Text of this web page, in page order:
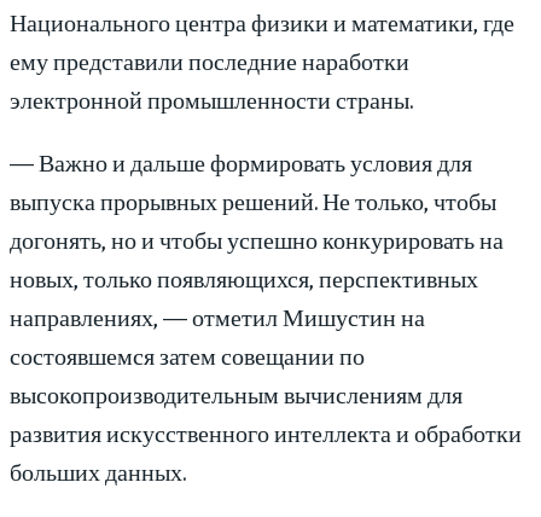
Национального центра физики и математики, где
ему представили последние наработки
электронной промышленности страны.
— Важно и дальше формировать условия для
выпуска прорывных решений. Не только, чтобы
догонять, но и чтобы успешно конкурировать на
новых, только появляющихся, перспективных
направлениях, — отметил Мишустин на
состоявшемся затем совещании по
высокопроизводительным вычислениям для
развития искусственного интеллекта и обработки
больших данных.